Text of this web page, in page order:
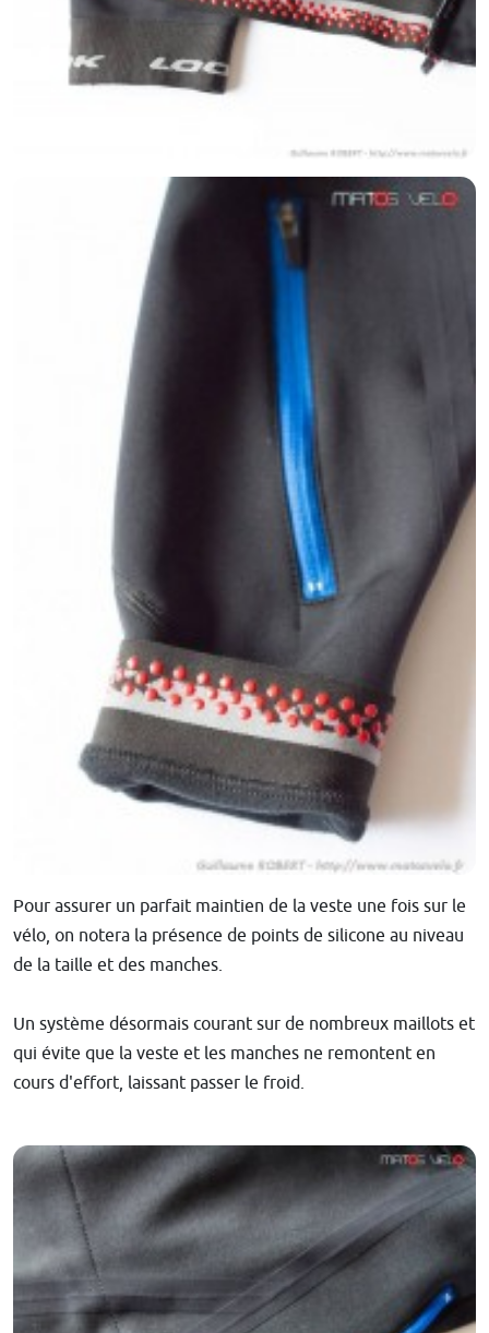
Pour assurer un parfait maintien de la veste une fois sur le
vélo, on notera la présence de points de silicone au niveau
de la taille et des manches.
Un système désormais courant sur de nombreux maillots et
qui évite que la veste et les manches ne remontent en
cours d'effort, laissant passer le froid.